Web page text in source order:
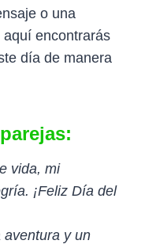
o una
encontrarás
día de manera
vida, mi
¡Feliz Día del
y un